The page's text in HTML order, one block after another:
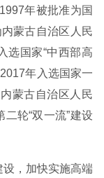
年被批准为国
蒙古自治区人民
选国家“中西部高
年入选国家一
蒙古自治区人民
轮“双一流”建设
，加快实施高端